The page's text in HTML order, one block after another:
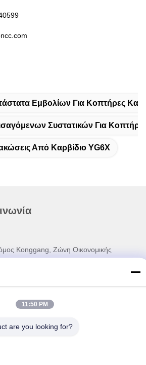
Εμβολίων Για Κοπτήρες
Συστατικών Για
Από Καρβίδιο YG6X
Konggang, Ζώνη Οικονομικής
11:50 PM
are you looking for?